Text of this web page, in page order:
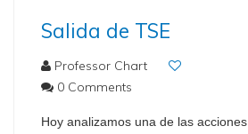
Salida de TSE
Professor Chart
0 Comments
Hoy analizamos una de las acciones